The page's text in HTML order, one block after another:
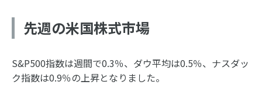
先週の米国株式市場
S&P500指数は週間で0.3％、ダウ平均は0.5％、ナスダッ
ク指数は0.9％の上昇となりました。